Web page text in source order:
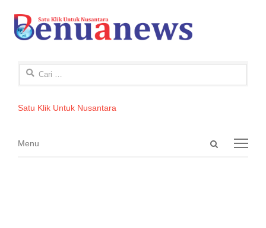
Cari
Satu Klik Untuk Nusantara
Open
Menu
Menu